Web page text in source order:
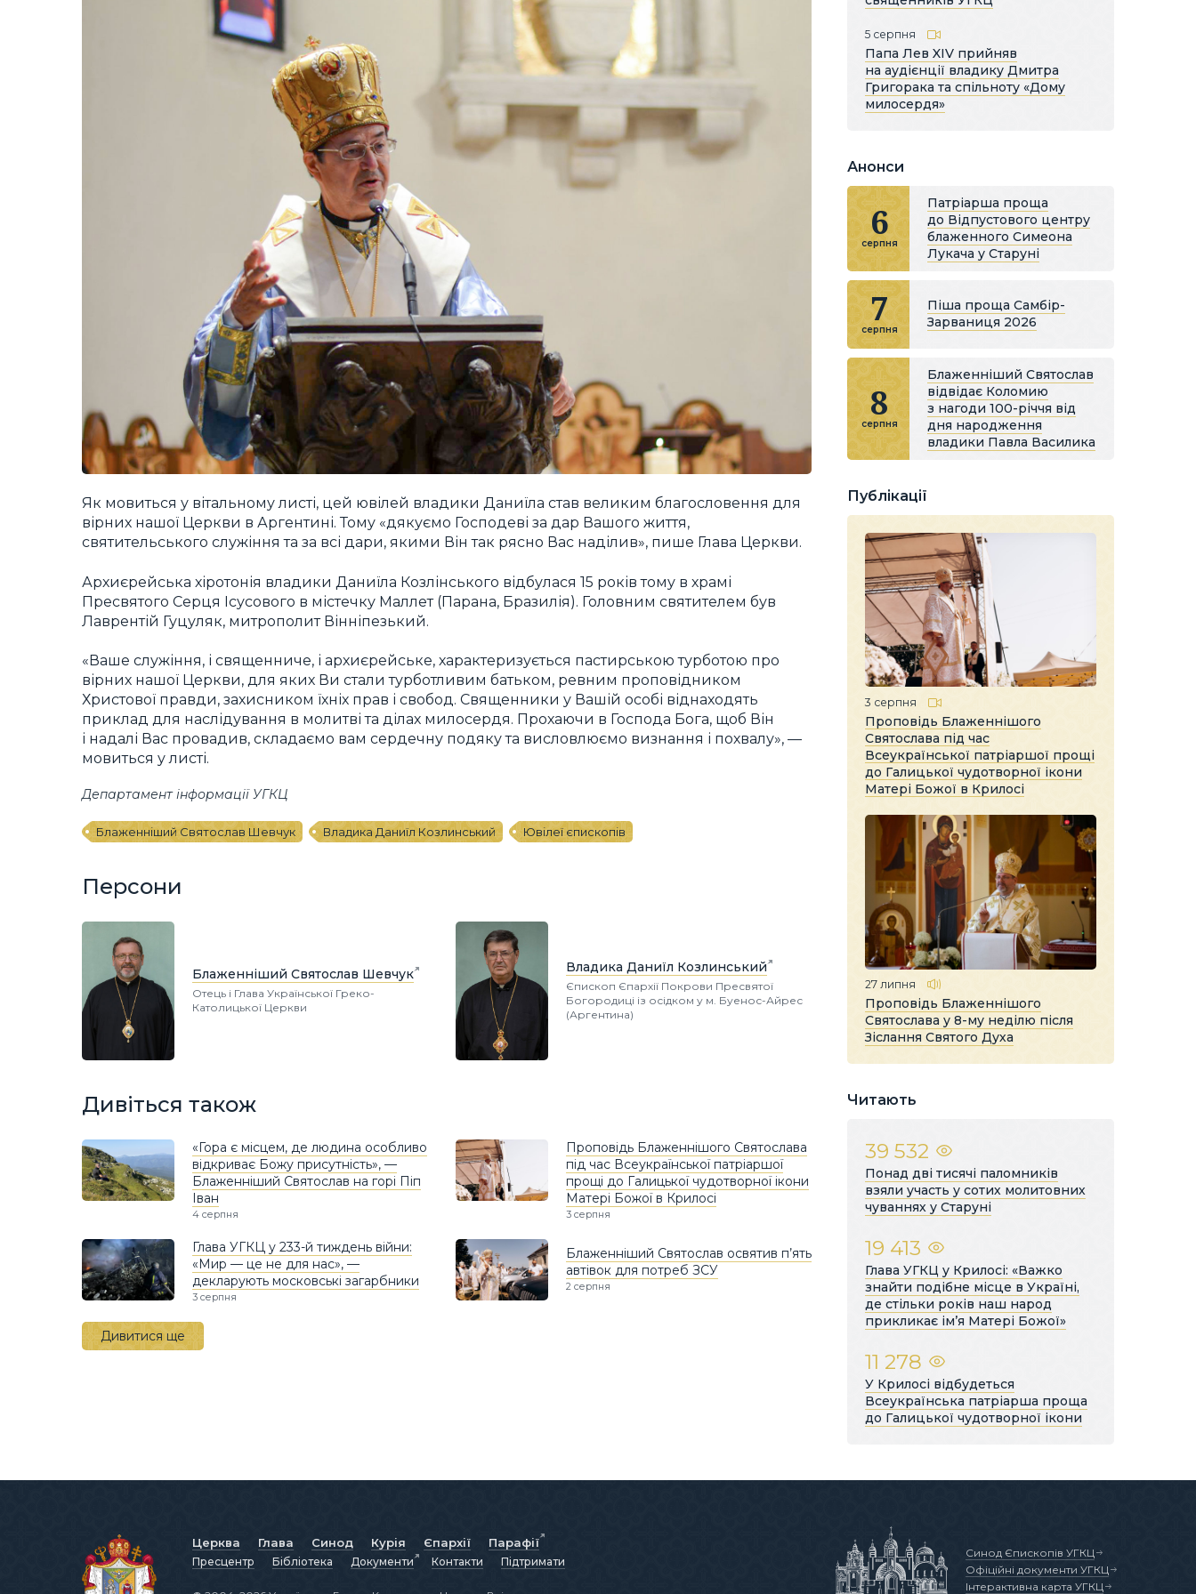
Як мовиться у вітальному листі, цей ювілей владики Даниїла став великим благословення для
вірних нашої Церкви в Аргентині. Тому «дякуємо Господеві за дар Вашого життя,
святительського служіння та за всі дари, якими Він так рясно Вас наділив», пише Глава Церкви.
Архиєрейська хіротонія владики Даниїла Козлінського відбулася 15 років тому в храмі
Пресвятого Серця Ісусового в містечку Маллет (Парана, Бразилія). Головним святителем був
Лаврентій Гуцуляк, митрополит Вінніпезький.
«Ваше служіння, і священниче, і архиєрейське, характеризується пастирською турботою про
вірних нашої Церкви, для яких Ви стали турботливим батьком, ревним проповідником
Христової правди, захисником їхніх прав і свобод. Священники у Вашій особі віднаходять
приклад для наслідування в молитві та ділах милосердя. Прохаючи в Господа Бога, щоб Він
і надалі Вас провадив, складаємо вам сердечну подяку та висловлюємо визнання і похвалу», —
мовиться у листі.
Департамент інформації УГКЦ
Блаженніший Святослав Шевчук Владика Даниїл Козлинський Ювілеї єпископів
Персони
Блаженніший Святослав Шевчук
Отець і Глава Української Греко-
Католицької Церкви
Владика Даниїл Козлинський
Єпископ Єпархії Покрови Пресвятої
Богородиці із осідком у м. Буенос-Айрес
(Аргентина)
Дивіться також
«Гора є місцем, де людина особливо
відкриває Божу присутність», —
Блаженніший Святослав на горі Піп
Іван
4 серпня
Проповідь Блаженнішого Святослава
під час Всеукраїнської патріаршої
прощі до Галицької чудотворної ікони
Матері Божої в Крилосі
3 серпня
Глава УГКЦ у 233-й тиждень війни:
«Мир — це не для нас», —
декларують московські загарбники
3 серпня
Блаженніший Святослав освятив п’ять
автівок для потреб ЗСУ
2 серпня
Дивитися ще
5 серпня
Папа Лев XIV прийняв
на аудієнції владику Дмитра
Григорака та спільноту «Дому
милосердя»
Анонси
6
серпня
Патріарша проща
до Відпустового центру
блаженного Симеона
Лукача у Старуні
7
серпня
Піша проща Самбір-
Зарваниця 2026
8
серпня
Блаженніший Святослав
відвідає Коломию
з нагоди 100-річчя від
дня народження
владики Павла Василика
Публікації
3 серпня
Проповідь Блаженнішого
Святослава під час
Всеукраїнської патріаршої прощі
до Галицької чудотворної ікони
Матері Божої в Крилосі
27 липня
Проповідь Блаженнішого
Святослава у 8-му неділю після
Зіслання Святого Духа
Читають
39 532
Понад дві тисячі паломників
взяли участь у сотих молитовних
чуваннях у Старуні
19 413
Глава УГКЦ у Крилосі: «Важко
знайти подібне місце в Україні,
де стільки років наш народ
прикликає ім’я Матері Божої»
11 278
У Крилосі відбудеться
Всеукраїнська патріарша проща
до Галицької чудотворної ікони
Церква Глава Синод Курія Єпархії Парафії
Пресцентр Бібліотека Документи Контакти Підтримати
Синод Єпископів УГКЦ
Офіційні документи УГКЦ
Інтерактивна карта УГКЦ